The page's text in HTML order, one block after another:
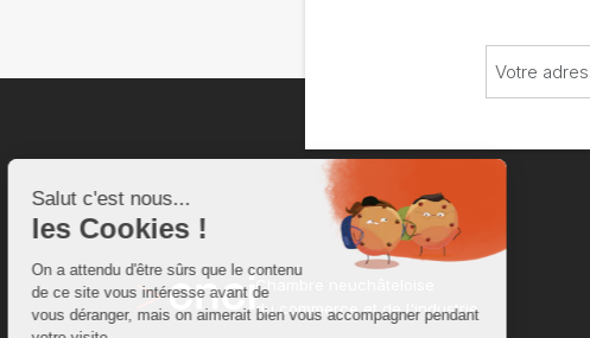
Chambre neuchâteloise
du commerce et de l'industrie